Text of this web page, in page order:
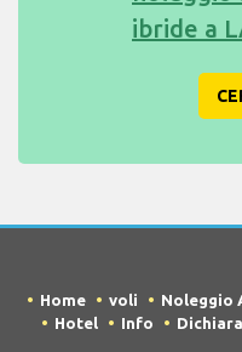
ibride a
Home voli Noleggio
Hotel
Info